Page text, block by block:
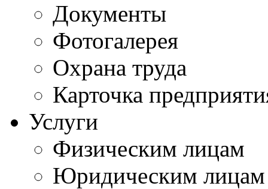
Документы
Фотогалерея
Охрана труда
Карточка
Услуги
Физическим лицам
Юридическим лицам